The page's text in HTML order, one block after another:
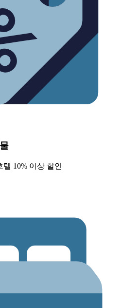
10% 이상 할인